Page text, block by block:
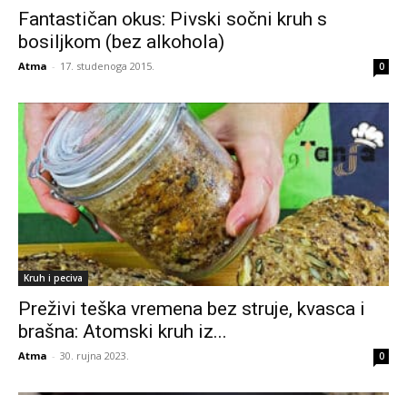
Fantastičan okus: Pivski sočni kruh s
bosiljkom (bez alkohola)
Atma - 17. studenoga 2015. 0
Kruh i peciva
Preživi teška vremena bez struje, kvasca i
brašna: Atomski kruh iz...
Atma - 30. rujna 2023. 0